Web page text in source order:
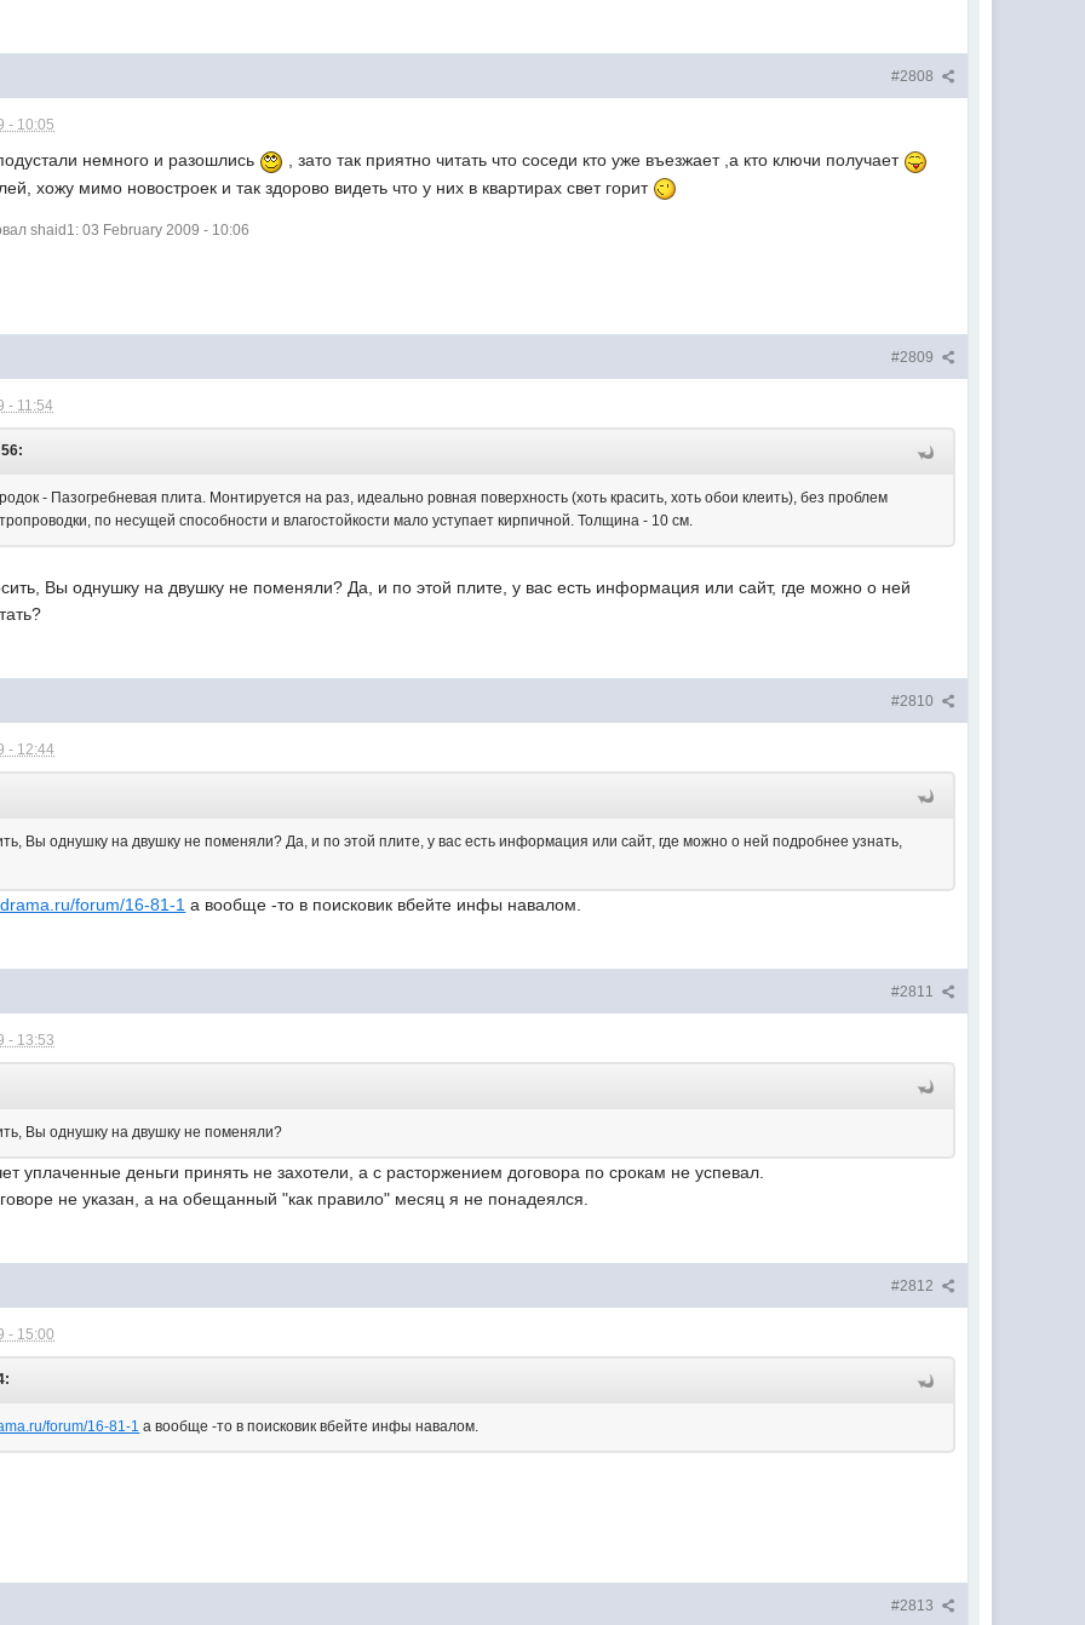
#2808
- 10:05
немного и разошлись
, зато так приятно читать что соседи кто уже въезжает ,а кто ключи получает
хожу мимо новостроек и так здорово видеть что у них в квартирах свет горит
shaid1: 03 February 2009 - 10:06
#2809
- 11:54
- Пазогребневая плита. Монтируется на раз, идеально ровная поверхность (хоть красить, хоть обои клеить), без проблем
по несущей способности и влагостойкости мало уступает кирпичной. Толщина - 10 см.
Вы однушку на двушку не поменяли? Да, и по этой плите, у вас есть информация или сайт, где можно о ней
#2810
- 12:44
Вы однушку на двушку не поменяли? Да, и по этой плите, у вас есть информация или сайт, где можно о ней подробнее узнать,
forum/16-81-1 а вообще -то в поисковик вбейте инфы навалом.
#2811
- 13:53
Вы однушку на двушку не поменяли?
уплаченные деньги принять не захотели, а с расторжением договора по срокам не успевал.
не указан, а на обещанный "как правило" месяц я не понадеялся.
#2812
- 15:00
forum/16-81-1 а вообще -то в поисковик вбейте инфы навалом.
#2813